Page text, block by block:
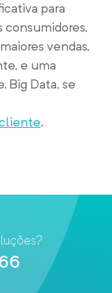
para
vendas,
e uma
Big Data, se
.